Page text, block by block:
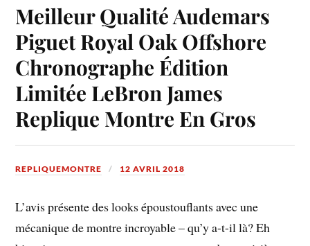
Meilleur Qualité Audemars
Piguet Royal Oak Offshore
Chronographe Édition
Limitée LeBron James
Replique Montre En Gros
REPLIQUEMONTRE 12 AVRIL 2018
L’avis présente des looks époustouflants avec une
mécanique de montre incroyable – qu’y a-t-il là? Eh